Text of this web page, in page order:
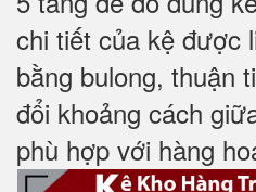
chi tiết của kệ được
bằng bulong, thuận
đổi khoảng cách
phù hợp với hàng